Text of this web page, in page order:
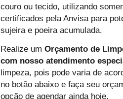
couro ou tecido, utilizando
certificados pela Anvisa para
sujeira e poeira acumulada.
Realize umOrçamento de
com nosso atendimento
limpeza, pois pode varia de
no botão abaixo e faça seu
opção de agendar ainda hoje.